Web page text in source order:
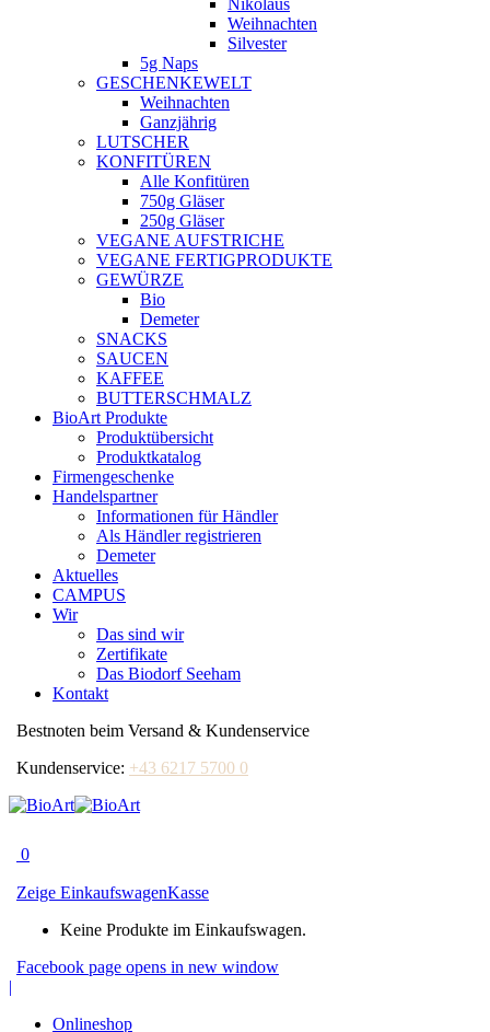
Nikolaus
Weihnachten
Silvester
5g Naps
GESCHENKEWELT
Weihnachten
Ganzjährig
LUTSCHER
KONFITÜREN
Alle Konfitüren
750g Gläser
250g Gläser
VEGANE AUFSTRICHE
VEGANE FERTIGPRODUKTE
GEWÜRZE
Bio
Demeter
SNACKS
SAUCEN
KAFFEE
BUTTERSCHMALZ
BioArt Produkte
Produktübersicht
Produktkatalog
Firmengeschenke
Handelspartner
Informationen für Händler
Als Händler registrieren
Demeter
Aktuelles
CAMPUS
Wir
Das sind wir
Zertifikate
Das Biodorf Seeham
Kontakt
Bestnoten beim Versand & Kundenservice
Kundenservice: +43 6217 5700 0
0
Zeige EinkaufswagenKasse
Keine Produkte im Einkaufswagen.
Facebook page opens in new window
|
Onlineshop